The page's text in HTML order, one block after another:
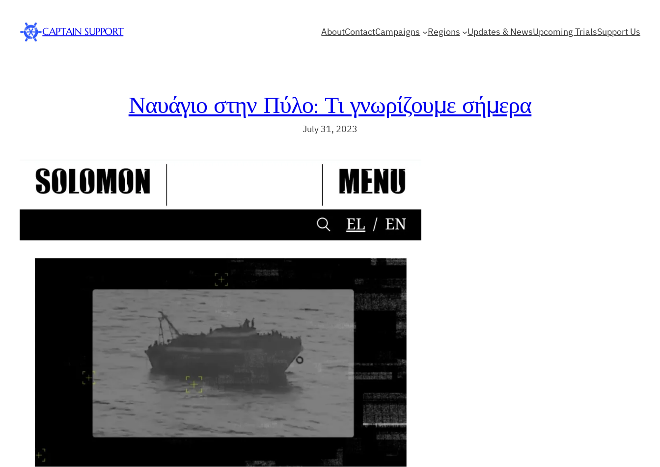
content
CAPTAIN SUPPORT AboutContactCampaigns Regions Updates & NewsUpcoming TrialsSupport Us
Ναυάγιο στην Πύλο: Τι γνωρίζουμε σήμερα
July 31, 2023